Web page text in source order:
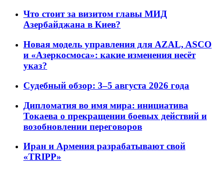
Что стоит за визитом главы МИД
Азербайджана в Киев?
Новая модель управления для AZAL, ASCO
и «Азеркосмоса»: какие изменения несёт
указ?
Судебный обзор: 3–5 августа 2026 года
Дипломатия во имя мира: инициатива
Токаева о прекращении боевых действий и
возобновлении переговоров
Иран и Армения разрабатывают свой
«TRIPP»